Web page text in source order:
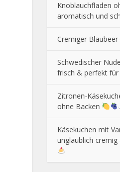
Knoblauchfladen
aromatisch und
Cremiger
Schwedischer
frisch & perfekt
Zitronen-
ohne Backen
Käsekuchen mit
unglaublich